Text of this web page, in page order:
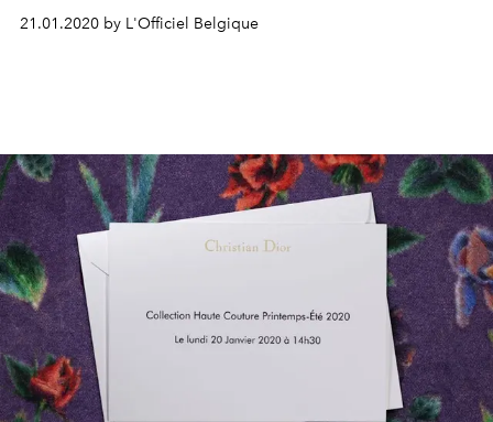
seine zweite Haute-Couture-Kollektion an der Spitze des
Hauses. Kommen Sie zwischen künstlerischen
21.01.2020 by L'Officiel Belgique